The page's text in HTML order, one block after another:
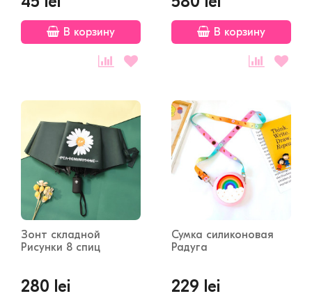
В корзину В корзину
Зонт складной
Рисунки 8 спиц
280 lei
Сумка силиконовая
Радуга
229 lei